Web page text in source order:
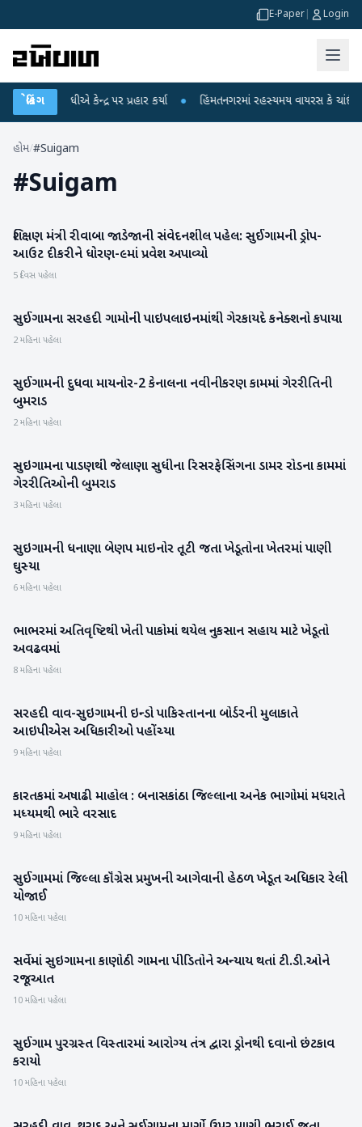
E-Paper Login
બ્રેકિંગ
રાહુલ ગાંધીએ કેન્દ્ર પર પ્રહાર કર્યા ● હિંમતનગરમાં રહસ્યમય વાયરસ કે ચાંદીપુરા?
હોમ/#Suigam
#Suigam
વાવ-થરાદ
શિક્ષણ મંત્રી રીવાબા જાડેજાની સંવેદનશીલ પહેલ: સુઈગામની ડ્રોપ-
આઉટ દીકરીને ધોરણ-૯માં પ્રવેશ અપાવ્યો
5 દિવસ પહેલા
વાવ-થરાદ
સુઈગામના સરહદી ગામોની પાઇપલાઇનમાંથી ગેરકાયદે કનેક્શનો કપાયા
2 મહિના પહેલા
વાવ-થરાદ
સુઈગામની દુધવા માયનોર-2 કેનાલના નવીનીકરણ કામમાં ગેરરીતિની
બુમરાડ
2 મહિના પહેલા
વાવ-થરાદ
સુઇગામના પાડણથી જેલાણા સુધીના રિસરફેસિંગના ડામર રોડના કામમાં
ગેરરીતિઓની બુમરાડ
3 મહિના પહેલા
બનાસકાંઠા
સુઇગામની ધનાણા બેણપ માઇનોર તૂટી જતા ખેડૂતોના ખેતરમાં પાણી
ઘુસ્યા
6 મહિના પહેલા
બનાસકાંઠા
ભાભરમાં અતિવૃષ્ટિથી ખેતી પાકોમાં થયેલ નુકસાન સહાય માટે ખેડૂતો
અવઢવમાં
8 મહિના પહેલા
બનાસકાંઠા
સરહદી વાવ-સુઇગામની ઇન્ડો પાકિસ્તાનના બોર્ડરની મુલાકાતે
આઇપીએસ અધિકારીઓ પહોંચ્યા
9 મહિના પહેલા
બનાસકાંઠા
કારતકમાં અષાઢી માહોલ : બનાસકાંઠા જિલ્લાના અનેક ભાગોમાં મધરાતે
મધ્યમથી ભારે વરસાદ
9 મહિના પહેલા
બનાસકાંઠા
સુઈગામમાં જિલ્લા કૉંગ્રેસ પ્રમુખની આગેવાની હેઠળ ખેડૂત અધિકાર રેલી
યોજાઈ
10 મહિના પહેલા
બનાસકાંઠા
સર્વેમાં સુઇગામના કાણોઠી ગામના પીડિતોને અન્યાય થતાં ટી.ડી.ઓને
રજૂઆત
10 મહિના પહેલા
બનાસકાંઠા
સુઈગામ પુરગ્રસ્ત વિસ્તારમાં આરોગ્ય તંત્ર દ્વારા ડ્રોનથી દવાનો છંટકાવ
કરાયો
10 મહિના પહેલા